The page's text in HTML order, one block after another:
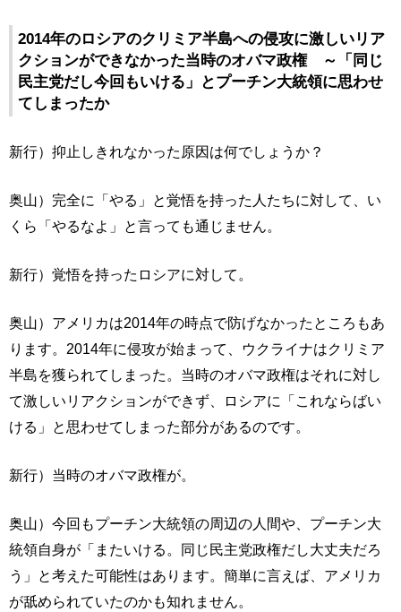
2014年のロシアのクリミア半島への侵攻に激しいリア
クションができなかった当時のオバマ政権 ～「同じ
民主党だし今回もいける」とプーチン大統領に思わせ
てしまったか
新行）抑止しきれなかった原因は何でしょうか？
奥山）完全に「やる」と覚悟を持った人たちに対して、い
くら「やるなよ」と言っても通じません。
新行）覚悟を持ったロシアに対して。
奥山）アメリカは2014年の時点で防げなかったところもあ
ります。2014年に侵攻が始まって、ウクライナはクリミア
半島を獲られてしまった。当時のオバマ政権はそれに対し
て激しいリアクションができず、ロシアに「これならばい
ける」と思わせてしまった部分があるのです。
新行）当時のオバマ政権が。
奥山）今回もプーチン大統領の周辺の人間や、プーチン大
統領自身が「またいける。同じ民主党政権だし大丈夫だろ
う」と考えた可能性はあります。簡単に言えば、アメリカ
が舐められていたのかも知れません。